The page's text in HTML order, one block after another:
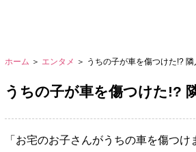
ホーム ＞ エンタメ ＞ うちの子が車を傷つけた!?
うちの子が車を傷つけた!?
「お宅のお子さんがうちの車を傷つ